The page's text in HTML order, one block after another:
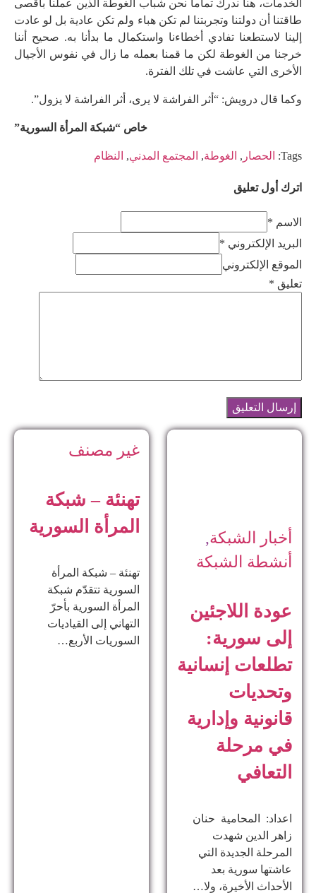
الخدمات، هنا ندرك تماماً نحن شباب الغوطة الذين عملنا بأقصى
طاقتنا أن دولتنا وتجربتنا لم تكن هباء ولم تكن عادية بل لو عادت
إلينا لاستطعنا تفادي أخطاءنا واستكمال ما بدأنا به. صحيح أننا
خرجنا من الغوطة لكن ما قمنا بعمله ما زال في نفوس الأجيال
الأخرى التي عاشت في تلك الفترة.
وكما قال درويش: “أثر الفراشة لا يرى، أثر الفراشة لا يزول”.
خاص “شبكة المرأة السورية”
Tags: الحصار , الغوطة, المجتمع المدني, النظام
اترك أول تعليق
الاسم *
البريد الإلكتروني *
الموقع الإلكتروني
تعليق *
أخبار الشبكة,
أنشطة الشبكة
عودة اللاجئين
إلى سورية:
تطلعات إنسانية
وتحديات
قانونية وإدارية
في مرحلة
التعافي
اعداد: المحامية حنان
زاهر الدين ​شهدت
المرحلة الجديدة التي
عاشتها سورية بعد
الأحداث الأخيرة، ولا…
غير مصنف
تهنئة – شبكة
المرأة السورية
تهنئة – شبكة المرأة
السورية تتقدّم شبكة
المرأة السورية بأحرّ
التهاني إلى القياديات
السوريات الأربع…